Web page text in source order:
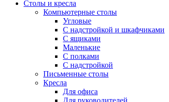
Столы и кресла
Компьютерные столы
Угловые
С надстройкой и шкафчиками
С ящиками
Маленькие
С полками
С надстройкой
Письменные столы
Кресла
Для офиса